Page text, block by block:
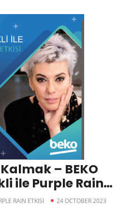
– BEKO
ile Purple Rain
RAIN ETKISI 24 OCTOBER 2023